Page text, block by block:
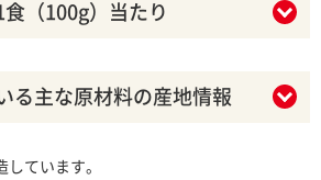
（100g）当たり
る主な原材料の産地情報
ています。